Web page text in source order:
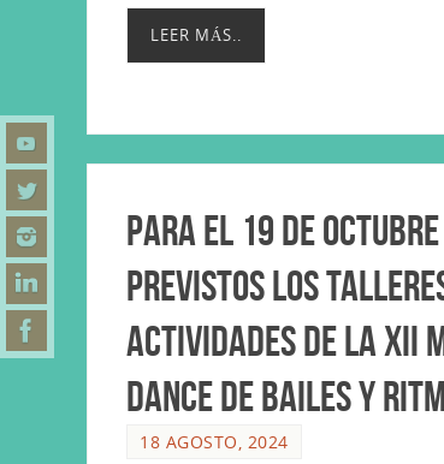
LEER MÁS..
Para el 19 de
previstos los
actividades de la XII
Dance de Bailes y
18 AGOSTO, 2024